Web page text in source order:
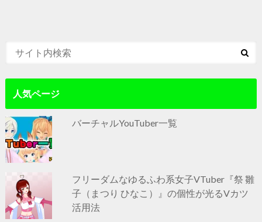
人気ページ
バーチャルYouTuber一覧
フリーダムなゆるふわ系女子VTuber『祭 雛
子（まつり ひなこ）』の個性が光るVカツ
活用法